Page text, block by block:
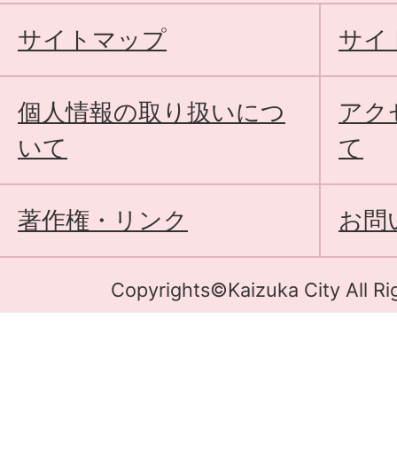
サイトマップ サイ
個人情報の取り扱いにつ
いて
アク
て
著作権・リンク お問
Copyrights©Kaizuka City All